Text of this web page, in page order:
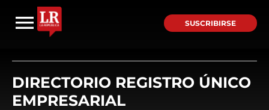
SUSCRIBIRSE
DIRECTORIO REGISTRO ÚNICO
EMPRESARIAL